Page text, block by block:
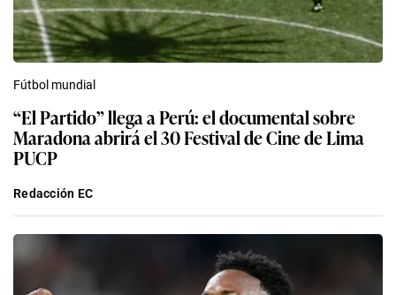
Fútbol mundial
“El Partido” llega a Perú: el documental sobre
Maradona abrirá el 30 Festival de Cine de Lima
PUCP
Redacción EC